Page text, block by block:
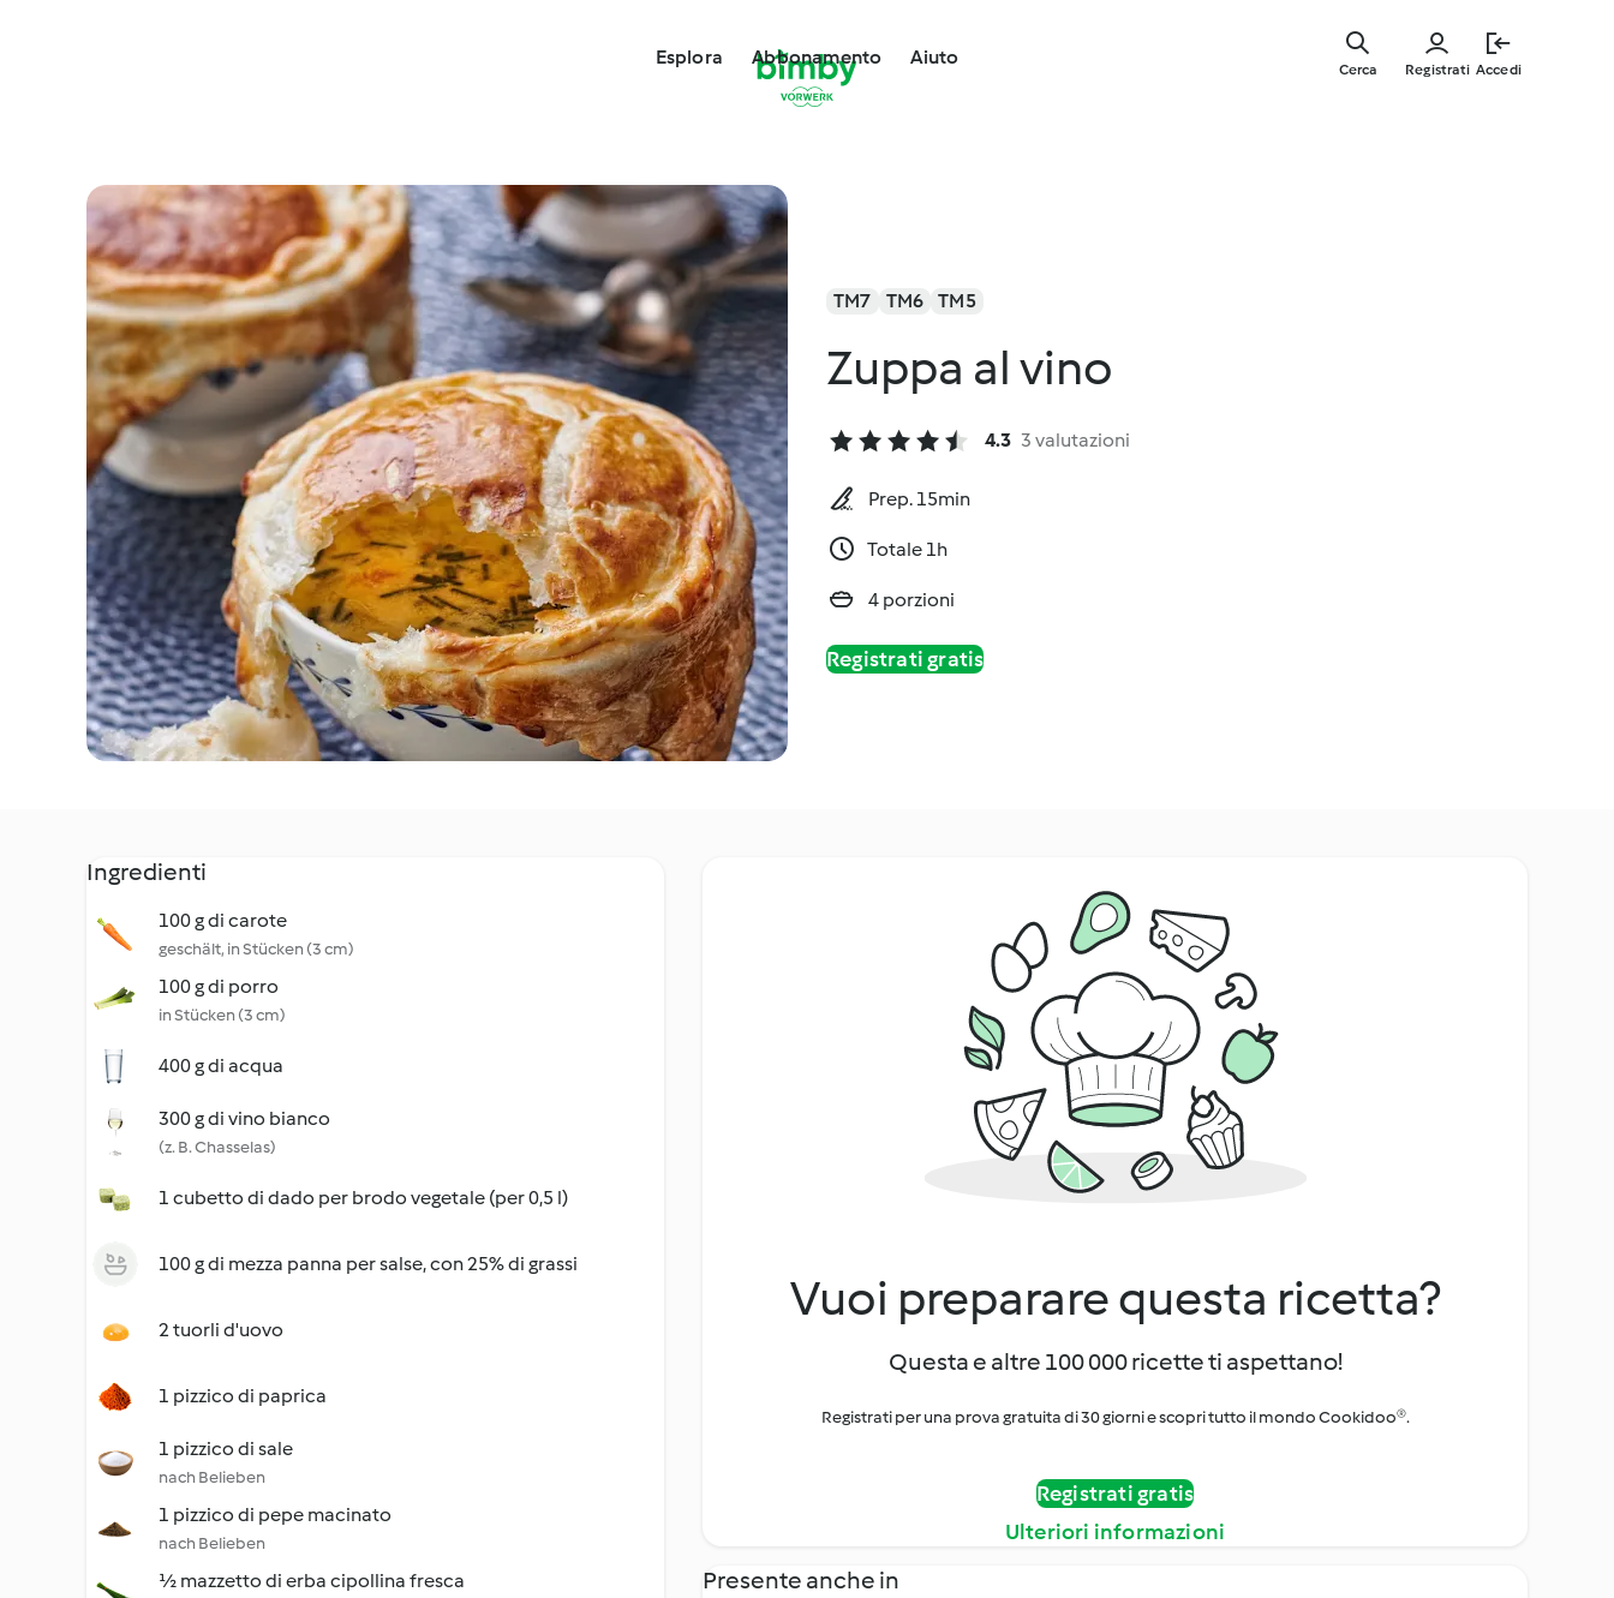
Esplora Abbonamento Aiuto
Registrati Accedi
Cerca
TM7 TM6 TM5
Zuppa al vino
4.3 3 valutazioni
Prep. 15min
Totale 1h
4 porzioni
Registrati gratis
Ingredienti
100 g di carote
geschält, in Stücken (3 cm)
100 g di porro
in Stücken (3 cm)
400 g di acqua
300 g di vino bianco
(z. B. Chasselas)
1 cubetto di dado per brodo vegetale (per 0,5 l)
100 g di mezza panna per salse, con 25% di grassi
2 tuorli d'uovo
1 pizzico di paprica
1 pizzico di sale
nach Belieben
1 pizzico di pepe macinato
nach Belieben
½ mazzetto di erba cipollina fresca
Vuoi preparare questa ricetta?
Questa e altre 100 000 ricette ti aspettano!
Registrati per una prova gratuita di 30 giorni e scopri tutto il mondo Cookidoo®.
Registrati gratis
Ulteriori informazioni
Presente anche in